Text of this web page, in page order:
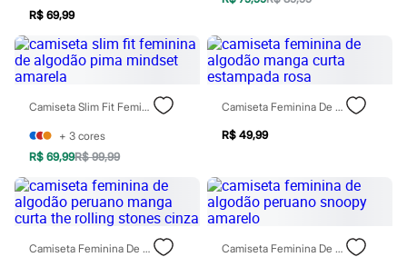
Personagens
Bluey
Disney
Hello Kitty
Homem Aranha
Minecraft
Naruto
Patrulha Canina
Sonic
Stitch
Beleza
Kits
Perfumes árabes
Novidades
Cabelos
R$ 69,99
Camiseta Slim Fit Feminina De Algodão Pima Mindset Amarela
+ 3 cores
R$ 69,99R$ 99,99
Camiseta Feminina De Algodão Manga Curta Estampada Rosa
R$ 49,99
Camiseta Feminina De Algodão Peruano Manga Curta The Rolling Stones Cinza Camiseta Feminina De Algodão Peruano Snoopy Amarelo